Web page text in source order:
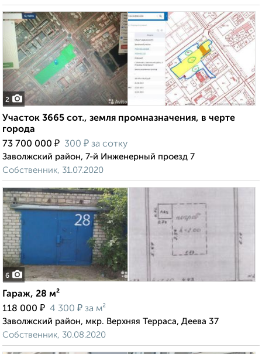
2
Участок 3665 сот., земля промназначения, в черте
города
73 700 000 ₽ 300 ₽ за сотку
Заволжский район, 7-й Инженерный проезд 7
Собственник, 31.07.2020
6
Гараж, 28 м²
118 000 ₽ 4 300 ₽ за м²
Заволжский район, мкр. Верхняя Терраса, Деева 37
Собственник, 30.08.2020